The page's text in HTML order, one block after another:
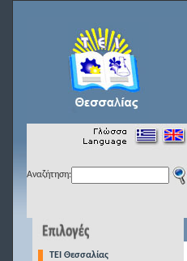
Αναζήτηση:
TEI Θεσσαλίας